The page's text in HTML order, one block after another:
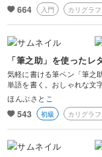
664 入門 カリグラ
「筆之助」を使った
気軽に書ける筆ペン「筆之
単語を書く。おしゃれな文
ほんぶさとこ
543 初級 カリグラ